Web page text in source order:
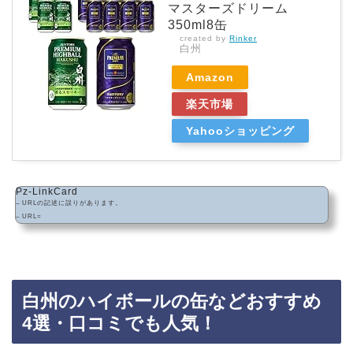
マスターズドリーム
350ml8缶
created by Rinker
白州
Amazon
楽天市場
Yahooショッピング
Pz-LinkCard
– URLの記述に誤りがあります。
– URL=
白州のハイボールの缶などおすすめ
4選・口コミでも人気！